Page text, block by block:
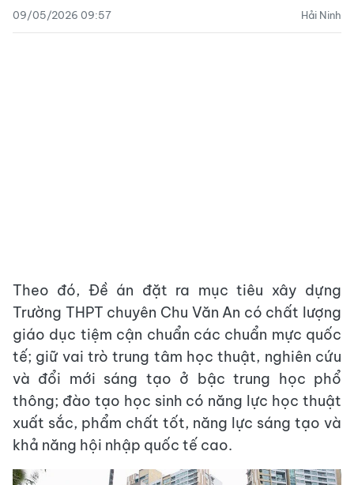
09/05/2026 09:57 Hải Ninh
Theo đó, Đề án đặt ra mục tiêu xây dựng
Trường THPT chuyên Chu Văn An có chất lượng
giáo dục tiệm cận chuẩn các chuẩn mực quốc
tế; giữ vai trò trung tâm học thuật, nghiên cứu
và đổi mới sáng tạo ở bậc trung học phổ
thông; đào tạo học sinh có năng lực học thuật
xuất sắc, phẩm chất tốt, năng lực sáng tạo và
khả năng hội nhập quốc tế cao.